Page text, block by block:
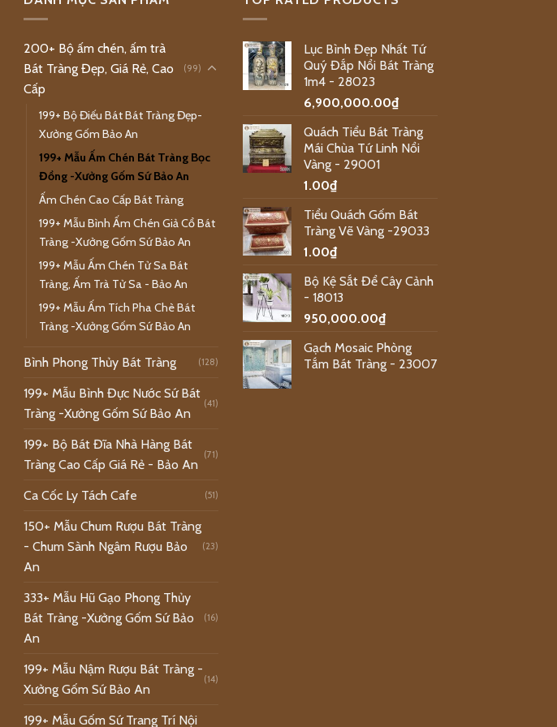
200+ Bộ ấm chén, ấm trà
Bát Tràng Đẹp, Giá Rẻ, Cao
Cấp
(99)
199+ Bộ Điếu Bát Bát Tràng Đẹp-
Xưởng Gốm Bảo An
199+ Mẫu Ấm Chén Bát Tràng Bọc
Đồng -Xưởng Gốm Sứ Bảo An
Ấm Chén Cao Cấp Bát Tràng
199+ Mẫu Bình Ấm Chén Giả Cổ Bát
Tràng -Xưởng Gốm Sứ Bảo An
199+ Mẫu Ấm Chén Tử Sa Bát
Tràng, Ấm Trà Tử Sa - Bảo An
199+ Mẫu Ấm Tích Pha Chè Bát
Tràng -Xưởng Gốm Sứ Bảo An
Bình Phong Thủy Bát Tràng (128)
199+ Mẫu Bình Đực Nước Sứ Bát
Tràng -Xưởng Gốm Sứ Bảo An
(41)
199+ Bộ Bát Đĩa Nhà Hàng Bát
Tràng Cao Cấp Giá Rẻ - Bảo An
(71)
Ca Cốc Ly Tách Cafe (51)
150+ Mẫu Chum Rượu Bát Tràng
- Chum Sành Ngâm Rượu Bảo
An
(23)
333+ Mẫu Hũ Gạo Phong Thủy
Bát Tràng -Xưởng Gốm Sứ Bảo
An
(16)
199+ Mẫu Nậm Rượu Bát Tràng -
Xưởng Gốm Sứ Bảo An
(14)
199+ Mẫu Gốm Sứ Trang Trí Nội
Lục Bình Đẹp Nhất Tứ
Quý Đắp Nổi Bát Tràng
1m4 - 28023
6,900,000.00₫
Quách Tiểu Bát Tràng
Mái Chùa Tứ Linh Nổi
Vàng - 29001
1.00₫
Tiểu Quách Gốm Bát
Tràng Vẽ Vàng -29033
1.00₫
Bộ Kệ Sắt Để Cây Cảnh
- 18013
950,000.00₫
Gạch Mosaic Phòng
Tắm Bát Tràng - 23007